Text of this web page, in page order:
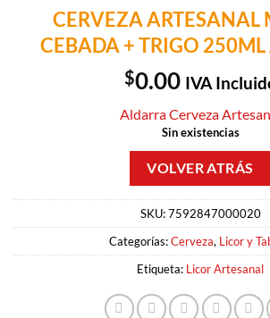
CERVEZA ARTESANAL
CEBADA + TRIGO
$0.00 IVA
Aldarra Cerveza
Sin existencias
SKU:7592847000020
Categorías:Cerveza, Licor y
Etiqueta: Licor Artesanal